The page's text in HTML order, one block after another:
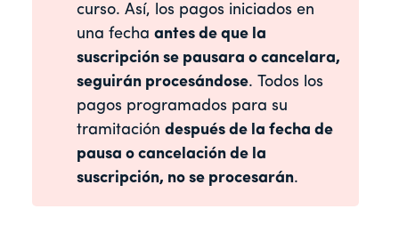
curso. Así, los pagos iniciados en
una fecha antes de que la
suscripción se pausara o cancelara,
seguirán procesándose. Todos los
pagos programados para su
tramitación después de la fecha de
pausa o cancelación de la
suscripción, no se procesarán.